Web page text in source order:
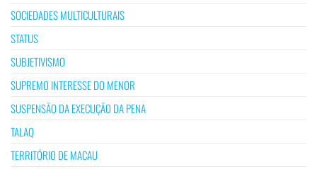
SOCIEDADES MULTICULTURAIS
STATUS
SUBJETIVISMO
SUPREMO INTERESSE DO MENOR
SUSPENSÃO DA EXECUÇÃO DA PENA
TALAQ
TERRITÓRIO DE MACAU